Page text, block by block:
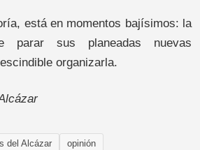
está en momentos bajísimos: la
parar sus planeadas nuevas
organizarla.
del Alcázar opinión